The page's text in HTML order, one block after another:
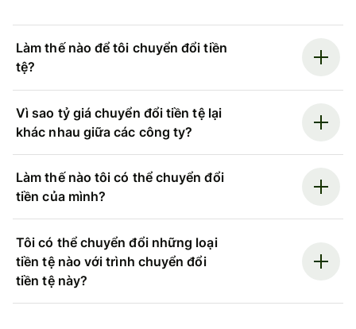
Làm thế nào để tôi chuyển đổi tiền
tệ?
Vì sao tỷ giá chuyển đổi tiền tệ lại
khác nhau giữa các công ty?
Làm thế nào tôi có thể chuyển đổi
tiền của mình?
Tôi có thể chuyển đổi những loại
tiền tệ nào với trình chuyển đổi
tiền tệ này?